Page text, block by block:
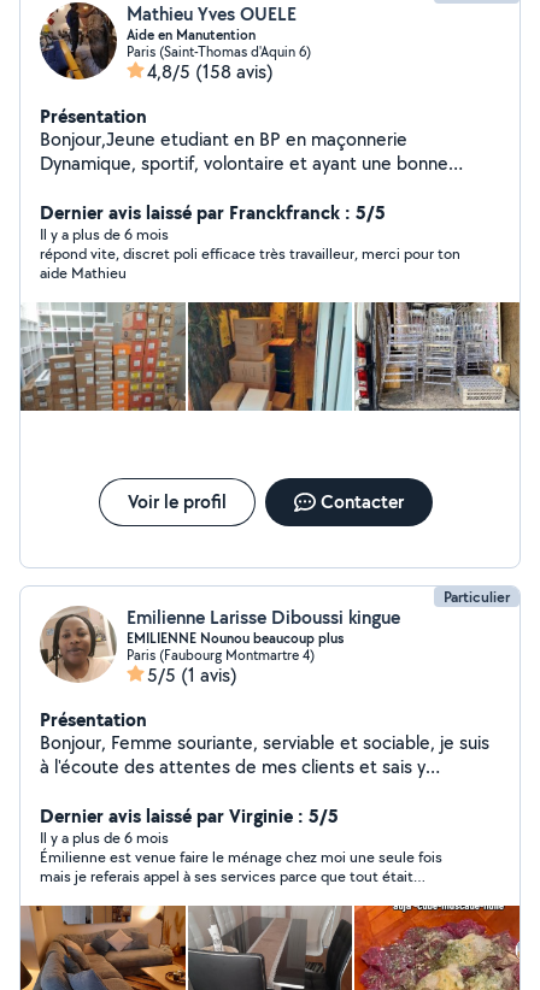
Mathieu Yves OUELE
Aide en Manutention
Paris (Saint-Thomas d'Aquin 6)
4,8/5 (158 avis)
Présentation
Bonjour,Jeune etudiant en BP en maçonnerie
Dynamique, sportif, volontaire et ayant une bonne
technique de la ficelle, deplacement de piano droit,
table en mabre, ... ). J'ai acquis cette experience en
travaillant avec plusieurs demenageurs
professionnels.Je suis disponible pour mettre à
contribution mon experience dans la realisation de vos
déménagements.
Dernier avis laissé par Franckfranck : 5/5
Il y a plus de 6 mois
répond vite, discret poli efficace très travailleur, merci pour ton
aide Mathieu
Voir le profil Contacter
Particulier
Emilienne Larisse Diboussi kingue
EMILIENNE Nounou beaucoup plus
Paris (Faubourg Montmartre 4)
5/5 (1 avis)
Présentation
Bonjour, Femme souriante, serviable et sociable, je suis
à l'écoute des attentes de mes clients et sais y
disponible immédiatement. N'hésitez pas à revenir vers
moi.
Dernier avis laissé par Virginie : 5/5
Il y a plus de 6 mois
Émilienne est venue faire le ménage chez moi une seule fois
mais je referais appel à ses services parce que tout était
tres agréable. Je recommande vivement !